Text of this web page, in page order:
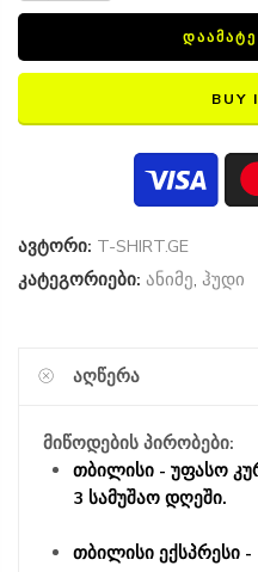
BUY
ავტორი: T-SHIRT.GE
კატეგორიები: ანიმე, ჰუდი
ᲐᲦᲬᲔᲠᲐ
მიწოდების პირობები:
თბილისი - უფასო
3 სამუშაო დღეში.
თბილისი ექსპრესი